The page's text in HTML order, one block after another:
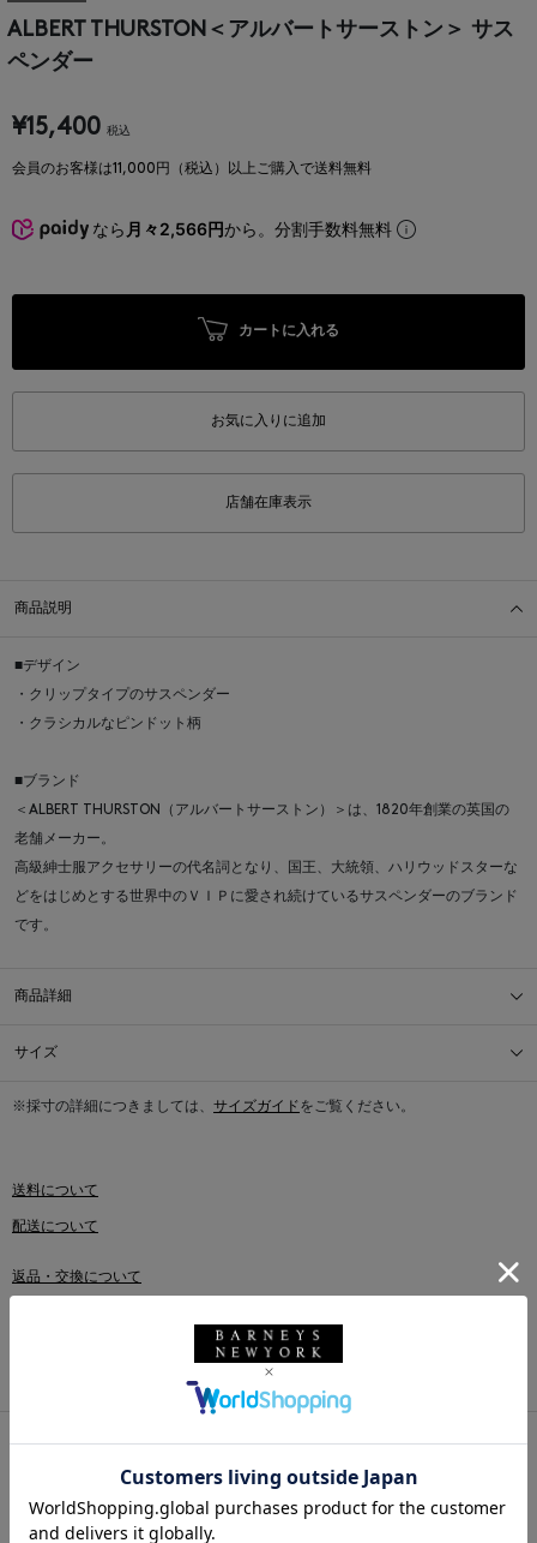
ALBERT THURSTON＜アルバートサーストン＞ サス
ペンダー
¥15,400 税込
会員のお客様は11,000円（税込）以上ご購入で送料無料
なら 月々2,566円から。分割手数料無料
カートに入れる
お気に入りに追加
店舗在庫表示
商品説明
■デザイン
・クリップタイプのサスペンダー
・クラシカルなピンドット柄
■ブランド
＜ALBERT THURSTON（アルバートサーストン）＞は、1820年創業の英国の
老舗メーカー。
高級紳士服アクセサリーの代名詞となり、国王、大統領、ハリウッドスターな
どをはじめとする世界中のＶＩＰに愛され続けているサスペンダーのブランド
です。
商品詳細
サイズ
※採寸の詳細につきましては、 サイズガイドをご覧ください。
送料について
配送について
返品・交換について
このアイテムをシェアする
同じカテゴリのアイテム